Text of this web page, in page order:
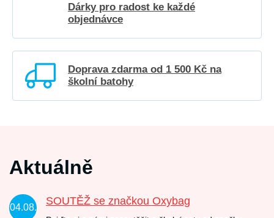
Dárky pro radost ke každé
objednávce
Doprava zdarma od 1 500 Kč na
školní batohy
Aktuálně
04.08.
SOUTĚŽ se značkou Oxybag